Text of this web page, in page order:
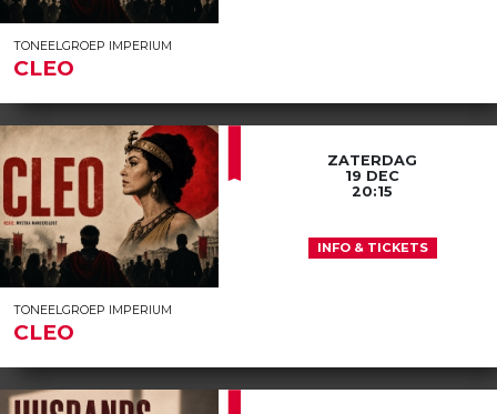
TONEELGROEP IMPERIUM
CLEO
TONEELGROEP IMPERIUM
CLEO
ZATERDAG
19 DEC
20:15
INFO & TICKETS